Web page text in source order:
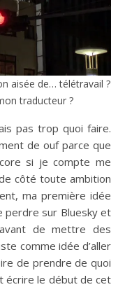
aisée de… télétravail ?
traducteur ?
pas trop quoi faire.
de ouf parce que
si je compte me
côté toute ambition
ma première idée
perdre sur Bluesky et
de mettre des
comme idée d’aller
de prendre de quoi
écrire le début de cet